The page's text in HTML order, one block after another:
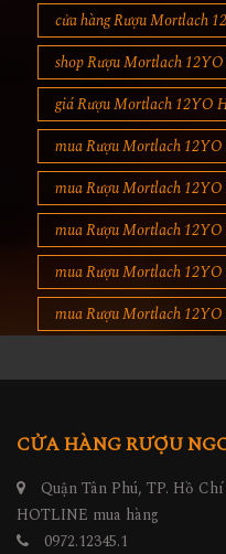
cửa hàng Rượu Mortlach
shop Rượu Mortlach
giá Rượu Mortlach 12YO
mua Rượu Mortlach
mua Rượu Mortlach
mua Rượu Mortlach 12YO
mua Rượu Mortlach
mua Rượu Mortlach
CỬA HÀNG RƯỢU
Quận Tân Phú, TP. Hồ
HOTLINE mua hàng
0972.12345.1